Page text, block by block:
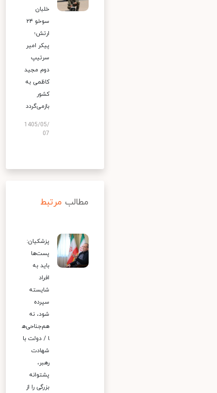
خلبان
سوخو ۲۴
ارتش؛
پیکر امیر
سرتیپ
دوم مجید
کاظمی به
کشور
بازمی‌گردد
1405/05/
07
مطالب مرتبط
پزشکیان:
پست‌ها
باید به
افراد
شایسته
سپرده
شود، نه
هم‌جناحی‌ه
ا / دولت با
شهادت
رهبر،
پشتوانه
بزرگی را از